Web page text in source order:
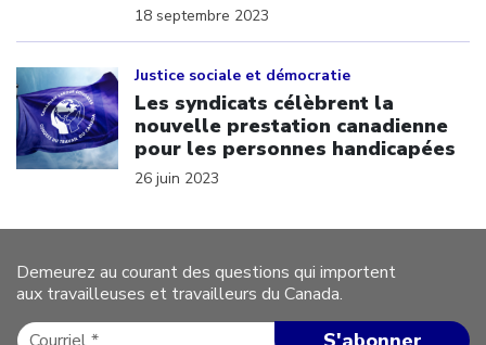
18 septembre 2023
Justice sociale et démocratie
Les syndicats célèbrent la
nouvelle prestation canadienne
pour les personnes handicapées
26 juin 2023
Demeurez au courant des questions qui importent
aux travailleuses et travailleurs du Canada.